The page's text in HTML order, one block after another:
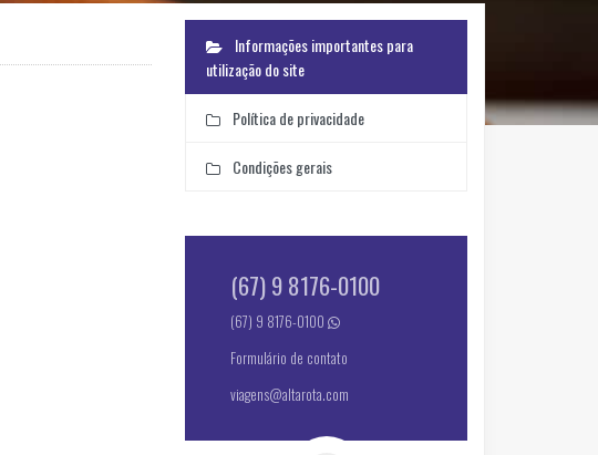
Informações importantes para
utilização do site
Política de privacidade
Condições gerais
(67) 9 8176-0100
(67) 9 8176-0100
Formulário de contato
viagens@altarota.com